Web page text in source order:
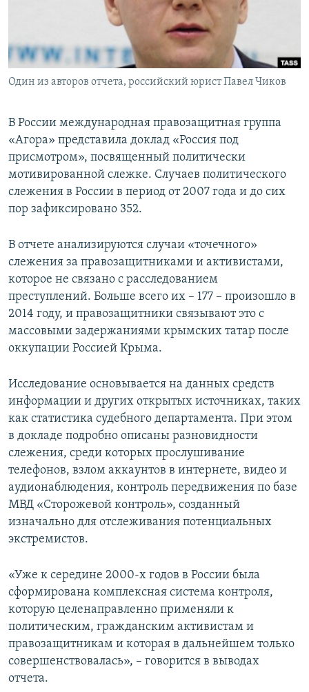
ПОБЕДИТЕЛЕЙ НЕ СУДЯТ?
ELIFBE
УКРАИНСКАЯ ПРОБЛЕМА КРЫМА
Один из авторов отчета, российский юрист Павел Чиков
В России международная правозащитная группа
«Агора» представила доклад «Россия под
присмотром», посвященный политически
мотивированной слежке. Случаев политического
слежения в России в период от 2007 года и до сих
пор зафиксировано 352.
В отчете анализируются случаи «точечного»
слежения за правозащитниками и активистами,
которое не связано с расследованием
преступлений. Больше всего их – 177 – произошло в
2014 году, и правозащитники связывают это с
массовыми задержаниями крымских татар после
оккупации Россией Крыма.
Исследование основывается на данных средств
информации и других открытых источниках, таких
как статистика судебного департамента. При этом
в докладе подробно описаны разновидности
слежения, среди которых прослушивание
телефонов, взлом аккаунтов в интернете, видео и
аудионаблюдения, контроль передвижения по базе
МВД «Сторожевой контроль», созданный
изначально для отслеживания потенциальных
экстремистов.
«Уже к середине 2000-х годов в России была
сформирована комплексная система контроля,
которую целенаправленно применяли к
политическим, гражданским активистам и
правозащитникам и которая в дальнейшем только
совершенствовалась», – говорится в выводах
отчета.